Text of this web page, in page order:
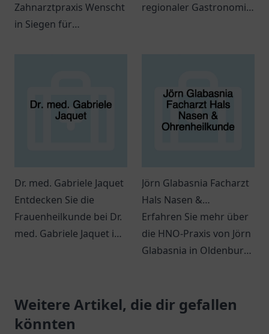
Zahnarztpraxis Wenscht
in Siegen für
wichtig!
regionaler Gastronomie
Dr. med. Gabriele Jaquet
Entdecken Sie die
Frauenheilkunde bei Dr.
med. Gabriele Jaquet in
Belange.
Jörn Glabasnia Facharzt
Hals Nasen &
Ohrenheilkunde
Erfahren Sie mehr über
die HNO-Praxis von Jörn
Glabasnia in Oldenburg
können.
Weitere Artikel, die dir gefallen
könnten